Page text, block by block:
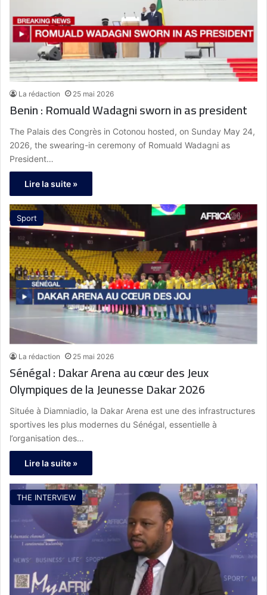
La rédaction 25 mai 2026
Benin : Romuald Wadagni sworn in as president
The Palais des Congrès in Cotonou hosted, on Sunday May 24,
2026, the swearing-in ceremony of Romuald Wadagni as
President…
Lire la suite »
Sport
La rédaction 25 mai 2026
Sénégal : Dakar Arena au cœur des Jeux
Olympiques de la Jeunesse Dakar 2026
Située à Diamniadio, la Dakar Arena est une des infrastructures
sportives les plus modernes du Sénégal, essentielle à
l’organisation des…
Lire la suite »
THE INTERVIEW